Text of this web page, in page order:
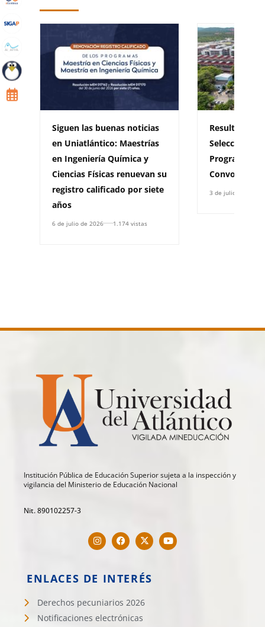
Siguen las buenas noticias
en Uniatlántico: Maestrías
en Ingeniería Química y
Ciencias Físicas renuevan su
registro calificado por siete
años
6 de julio de 2026 1.174 vistas
Resultados
Selección y
Programas
Convocatoria
3 de julio de 2026
Institución Pública de Educación Superior sujeta a la inspección y
vigilancia del Ministerio de Educación Nacional
Nit. 890102257-3
ENLACES DE INTERÉS
Derechos pecuniarios 2026
Notificaciones electrónicas